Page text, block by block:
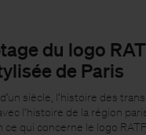
du logo
de Paris
siècle, l’histoire des
l’histoire de la région
ce qui concerne le logo